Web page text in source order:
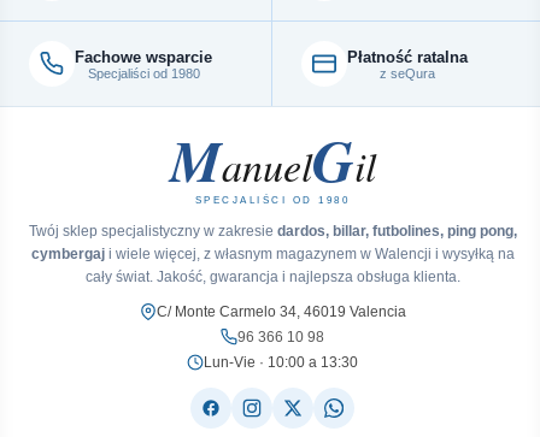
Fachowe wsparcie
Specjaliści od 1980
Płatność ratalna
z seQura
ManuelGil
SPECJALIŚCI OD 1980
Twój sklep specjalistyczny w zakresie dardos, billar, futbolines, ping pong,
cymbergaji wiele więcej, z własnym magazynem w Walencji i wysyłką na
cały świat. Jakość, gwarancja i najlepsza obsługa klienta.
C/ Monte Carmelo 34, 46019 Valencia
96 366 10 98
Lun-Vie · 10:00 a 13:30